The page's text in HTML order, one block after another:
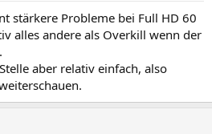
stärkere Probleme bei Full HD 60
alles andere als Overkill wenn der
aber relativ einfach, also